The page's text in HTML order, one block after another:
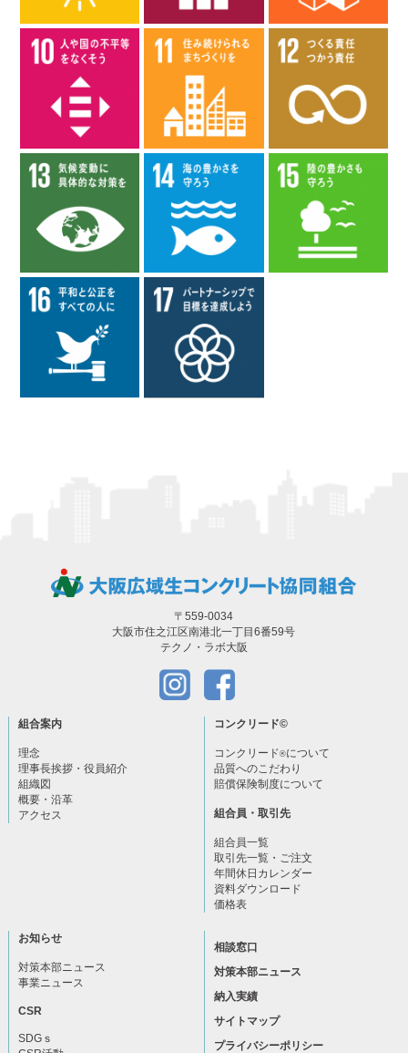
〒559-0034
大阪市住之江区南港北一丁目6番59号
テクノ・ラボ大阪
組合案内
理念
理事長挨拶・役員紹介
組織図
概要・沿革
アクセス
コンクリード©
コンクリード®について
品質へのこだわり
賠償保険制度について
組合員・取引先
組合員一覧
取引先一覧・ご注文
年間休日カレンダー
資料ダウンロード
価格表
お知らせ
対策本部ニュース
事業ニュース
CSR
SDGｓ
相談窓口
対策本部ニュース
納入実績
サイトマップ
プライバシーポリシー